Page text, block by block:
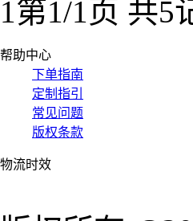
1第1/1页 共5
帮助中心
下单指南
定制指引
常见问题
版权条款
物流时效